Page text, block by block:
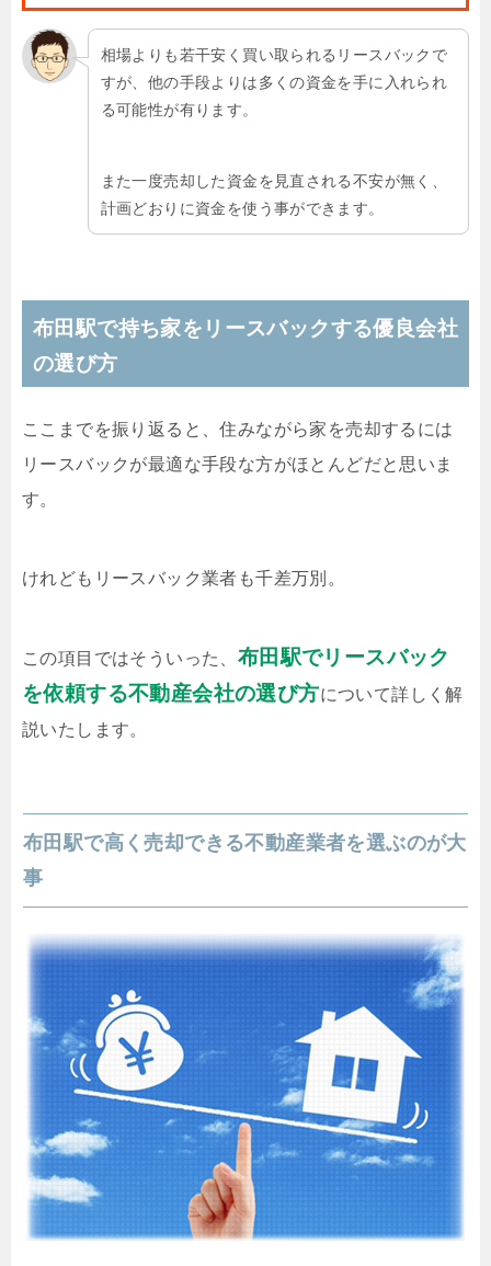
相場よりも若干安く買い取られるリースバックで
すが、他の手段よりは多くの資金を手に入れられ
る可能性が有ります。
また一度売却した資金を見直される不安が無く、
計画どおりに資金を使う事ができます。
布田駅で持ち家をリースバックする優良会社
の選び方
ここまでを振り返ると、住みながら家を売却するには
リースバックが最適な手段な方がほとんどだと思いま
す。
けれどもリースバック業者も千差万別。
この項目ではそういった、 布田駅でリースバック
を依頼する不動産会社の選び方について詳しく解
説いたします。
布田駅で高く売却できる不動産業者を選ぶのが大
事